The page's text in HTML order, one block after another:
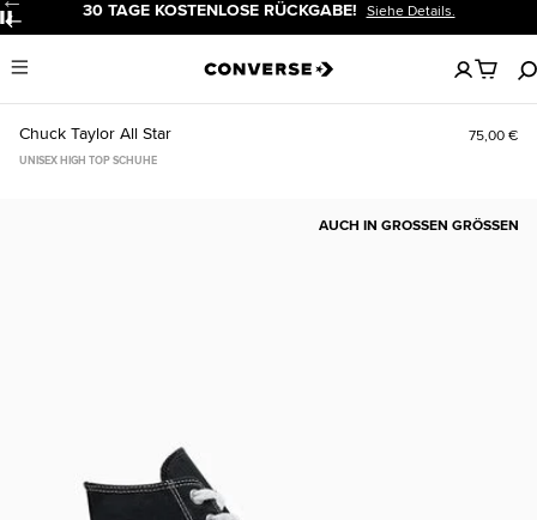
Pause 30 TAGE KOSTENLOSE RÜCKGABE! Siehe Details.
Menu
Keine
artikel
in
Chuck Taylor All Star 75,00 €
UNISEX HIGH TOP SCHUHE
AUCH IN GROSSEN GRÖSSEN